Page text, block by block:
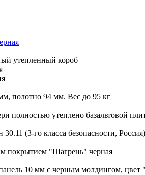
утепленный короб
полотно 94 мм. Вес до 95 кг
полностью утеплено базальтовой
(3-го класса безопасности, Россия)
покрытием "Шагрень" черная
10 мм с черным молдингом, цвет